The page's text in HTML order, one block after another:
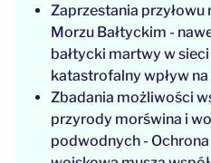
Zaprzestania przyłowu
Morzu Bałtyckim -
bałtycki martwy w
katastrofalny wpływ
Zbadania możliwości
przyrody morświna i
podwodnych -